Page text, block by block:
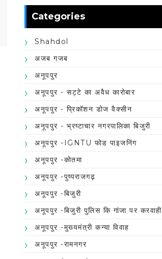
Categories
Shahdol
अजब गजब
अनूपपुर
अनूपपुर - सट्टे का अवैध कारोबार
अनूपपुर - प्रिकॉशन डोज वैक्सीन
अनूपपुर - भ्रष्टाचार नगरपालिका बिजुरी
अनूपपुर -IGNTU फोड पाइजनिंग
अनूपपुर -कोतमा
अनूपपुर -पुष्पराजगढ़
अनूपपुर -बिजुरी
अनूपपुर -बिजुरी पुलिस कि गांजा पर करवाही
अनूपपुर -मुख्यमंत्री कन्या विवाह
अनूपपुर -रामनगर